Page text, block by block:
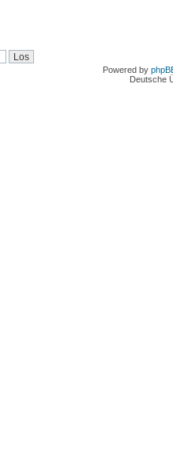
Powered by
Deutsche